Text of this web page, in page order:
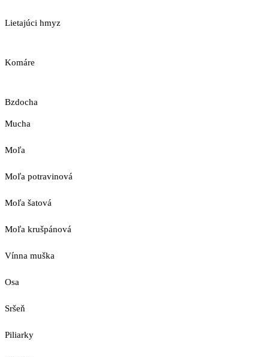
Lietajúci hmyz
Komáre
Bzdocha
Mucha
Moľa
Moľa potravinová
Moľa šatová
Moľa krušpánová
Vínna muška
Osa
Sršeň
Piliarky